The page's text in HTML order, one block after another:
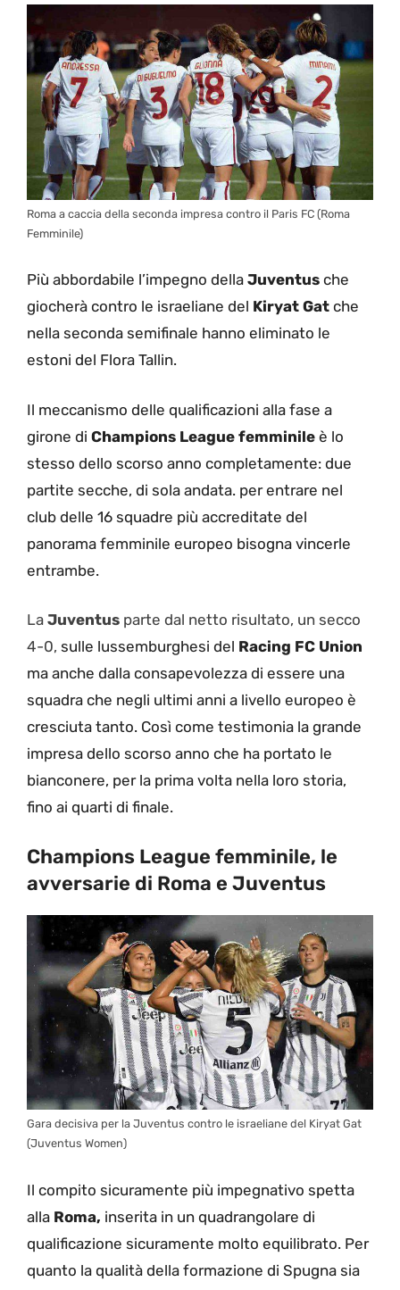
Roma a caccia della seconda impresa contro il Paris FC (Roma
Femminile)
Più abbordabile l’impegno della Juventus che
giocherà contro le israeliane del Kiryat Gat che
nella seconda semifinale hanno eliminato le
estoni del Flora Tallin.
Il meccanismo delle qualificazioni alla fase a
girone di Champions League femminile è lo
stesso dello scorso anno completamente: due
partite secche, di sola andata. per entrare nel
club delle 16 squadre più accreditate del
panorama femminile europeo bisogna vincerle
entrambe.
La Juventus parte dal netto risultato, un secco
4-0, sulle lussemburghesi del Racing FC Union
ma anche dalla consapevolezza di essere una
squadra che negli ultimi anni a livello europeo è
cresciuta tanto. Così come testimonia la grande
impresa dello scorso anno che ha portato le
bianconere, per la prima volta nella loro storia,
fino ai quarti di finale.
Champions League femminile, le
avversarie di Roma e Juventus
Gara decisiva per la Juventus contro le israeliane del Kiryat Gat
(Juventus Women)
Il compito sicuramente più impegnativo spetta
alla Roma, inserita in un quadrangolare di
qualificazione sicuramente molto equilibrato. Per
quanto la qualità della formazione di Spugna sia